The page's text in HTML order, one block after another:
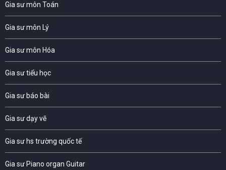
Gia sư môn Toán
Gia sư môn Lý
Gia sư môn Hóa
Gia sư tiểu học
Gia sư báo bài
Gia sư dạy vẽ
Gia sư hs trường quốc tế
Gia sư Piano organ Guitar